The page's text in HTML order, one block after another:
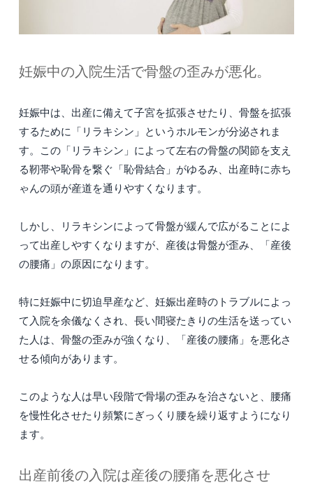
妊娠中の入院生活で骨盤の歪みが悪化。
妊娠中は、出産に備えて子宮を拡張させたり、骨盤を拡張
するために「リラキシン」というホルモンが分泌されま
す。この「リラキシン」によって左右の骨盤の関節を支え
る靭帯や恥骨を繋ぐ「恥骨結合」がゆるみ、出産時に赤ち
ゃんの頭が産道を通りやすくなります。
しかし、リラキシンによって骨盤が緩んで広がることによ
って出産しやすくなりますが、産後は骨盤が歪み、「産後
の腰痛」の原因になります。
特に妊娠中に切迫早産など、妊娠出産時のトラブルによっ
て入院を余儀なくされ、長い間寝たきりの生活を送ってい
た人は、骨盤の歪みが強くなり、「産後の腰痛」を悪化さ
せる傾向があります。
このような人は早い段階で骨場の歪みを治さないと、腰痛
を慢性化させたり頻繁にぎっくり腰を繰り返すようになり
ます。
出産前後の入院は産後の腰痛を悪化させ